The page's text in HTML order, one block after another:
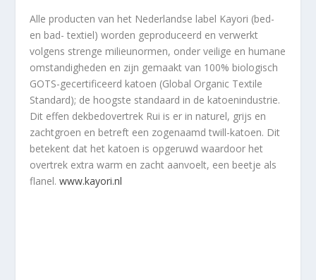
Alle producten van het Nederlandse label Kayori (bed-
en bad- textiel) worden geproduceerd en verwerkt
volgens strenge milieunormen, onder veilige en humane
omstandigheden en zijn gemaakt van 100% biologisch
GOTS-gecertificeerd katoen (Global Organic Textile
Standard); de hoogste standaard in de katoenindustrie.
Dit effen dekbedovertrek Rui is er in naturel, grijs en
zachtgroen en betreft een zogenaamd twill-katoen. Dit
betekent dat het katoen is opgeruwd waardoor het
overtrek extra warm en zacht aanvoelt, een beetje als
flanel.www.kayori.nl